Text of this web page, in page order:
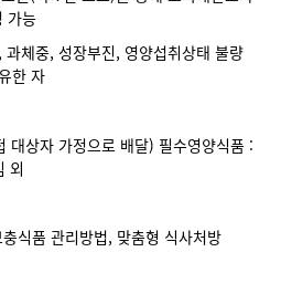
가능
체중, 성장부진, 영양섭취상태 불량
한 자
대상자 가정으로 배달) 필수영양식품 :
외
식품 관리방법, 맞춤형 식사처방